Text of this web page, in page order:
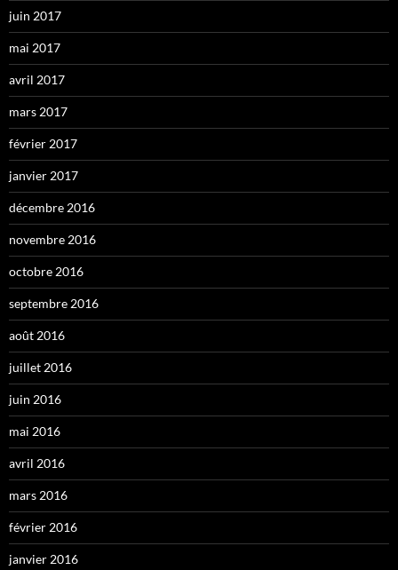
juin 2017
mai 2017
avril 2017
mars 2017
février 2017
janvier 2017
décembre 2016
novembre 2016
octobre 2016
septembre 2016
août 2016
juillet 2016
juin 2016
mai 2016
avril 2016
mars 2016
février 2016
janvier 2016